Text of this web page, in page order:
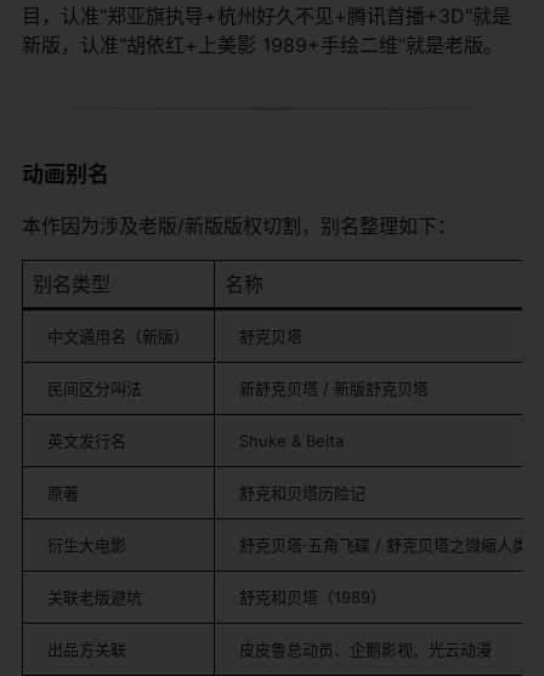
目，认准"郑亚旗执导+杭州好久不见+腾讯首播+3D"就是
新版，认准"胡依红+上美影 1989+手绘二维"就是老版。
动画别名
本作因为涉及老版/新版版权切割，别名整理如下：
别名类型 名称
中文通用名（新版） 舒克贝塔
民间区分叫法 新舒克贝塔 / 新版舒克贝塔
英文发行名 Shuke & Beita
原著 舒克和贝塔历险记
衍生大电影 舒克贝塔·五角飞碟 / 舒克贝塔之微缩人类
关联老版避坑 舒克和贝塔（1989）
出品方关联 皮皮鲁总动员、企鹅影视、光云动漫